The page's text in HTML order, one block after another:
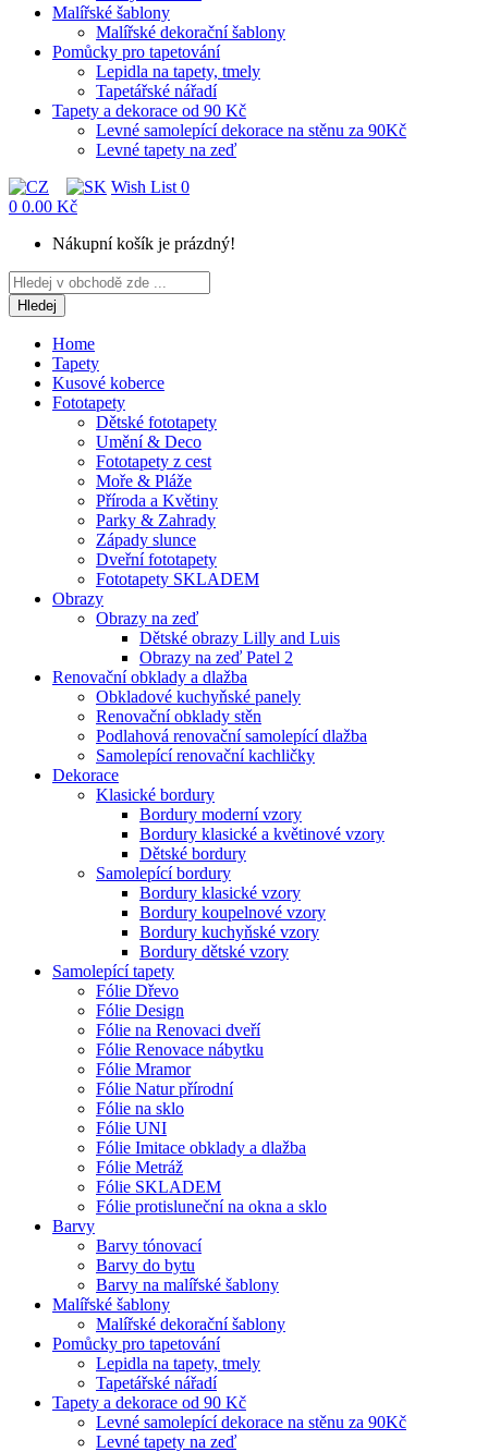
Malířské šablony
Malířské dekorační šablony
Pomůcky pro tapetování
Lepidla na tapety, tmely
Tapetářské nářadí
Tapety a dekorace od 90 Kč
Levné samolepící dekorace na stěnu za 90Kč
Levné tapety na zeď
Wish List 0
0 0.00 Kč
Nákupní košík je prázdný!
Hledej
Home
Tapety
Kusové koberce
Fototapety
Dětské fototapety
Umění & Deco
Fototapety z cest
Moře & Pláže
Příroda a Květiny
Parky & Zahrady
Západy slunce
Dveřní fototapety
Fototapety SKLADEM
Obrazy
Obrazy na zeď
Dětské obrazy Lilly and Luis
Obrazy na zeď Patel 2
Renovační obklady a dlažba
Obkladové kuchyňské panely
Renovační obklady stěn
Podlahová renovační samolepící dlažba
Samolepící renovační kachličky
Dekorace
Klasické bordury
Bordury moderní vzory
Bordury klasické a květinové vzory
Dětské bordury
Samolepící bordury
Bordury klasické vzory
Bordury koupelnové vzory
Bordury kuchyňské vzory
Bordury dětské vzory
Samolepící tapety
Fólie Dřevo
Fólie Design
Fólie na Renovaci dveří
Fólie Renovace nábytku
Fólie Mramor
Fólie Natur přírodní
Fólie na sklo
Fólie UNI
Fólie Imitace obklady a dlažba
Fólie Metráž
Fólie SKLADEM
Fólie protisluneční na okna a sklo
Barvy
Barvy tónovací
Barvy do bytu
Barvy na malířské šablony
Malířské šablony
Malířské dekorační šablony
Pomůcky pro tapetování
Lepidla na tapety, tmely
Tapetářské nářadí
Tapety a dekorace od 90 Kč
Levné samolepící dekorace na stěnu za 90Kč
Levné tapety na zeď